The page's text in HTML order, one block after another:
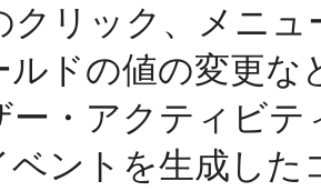
クリック、メニ
ルドの値の変更
ー・アクティビ
ベントを生成し